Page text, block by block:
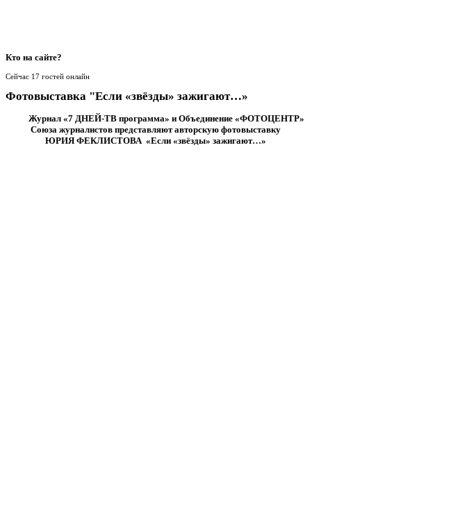
Кто на сайте?
Сейчас 17 гостей онлайн
Фотовыставка "Если «звёзды» зажигают…»
Журнал «7 ДНЕЙ-ТВ программа» и Объединение «ФОТОЦЕНТР»
Союза журналистов представляют авторскую фотовыставку
ЮРИЯ ФЕКЛИСТОВА «Если «звёзды» зажигают…»